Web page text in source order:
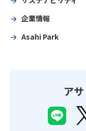
企業情報
Asahi Park
ア